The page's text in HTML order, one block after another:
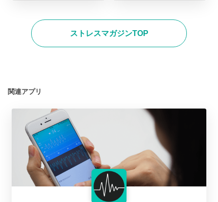
ストレスマガジンTOP
関連アプリ